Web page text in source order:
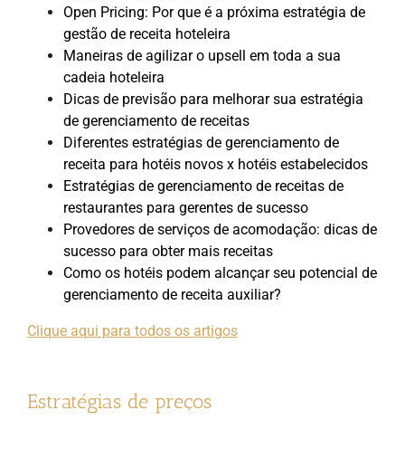
Open Pricing: Por que é a próxima estratégia de
gestão de receita hoteleira
Maneiras de agilizar o upsell em toda a sua
cadeia hoteleira
Dicas de previsão para melhorar sua estratégia
de gerenciamento de receitas
Diferentes estratégias de gerenciamento de
receita para hotéis novos x hotéis estabelecidos
Estratégias de gerenciamento de receitas de
restaurantes para gerentes de sucesso
Provedores de serviços de acomodação: dicas de
sucesso para obter mais receitas
Como os hotéis podem alcançar seu potencial de
gerenciamento de receita auxiliar?
Clique aqui para todos os artigos
Estratégias de preços